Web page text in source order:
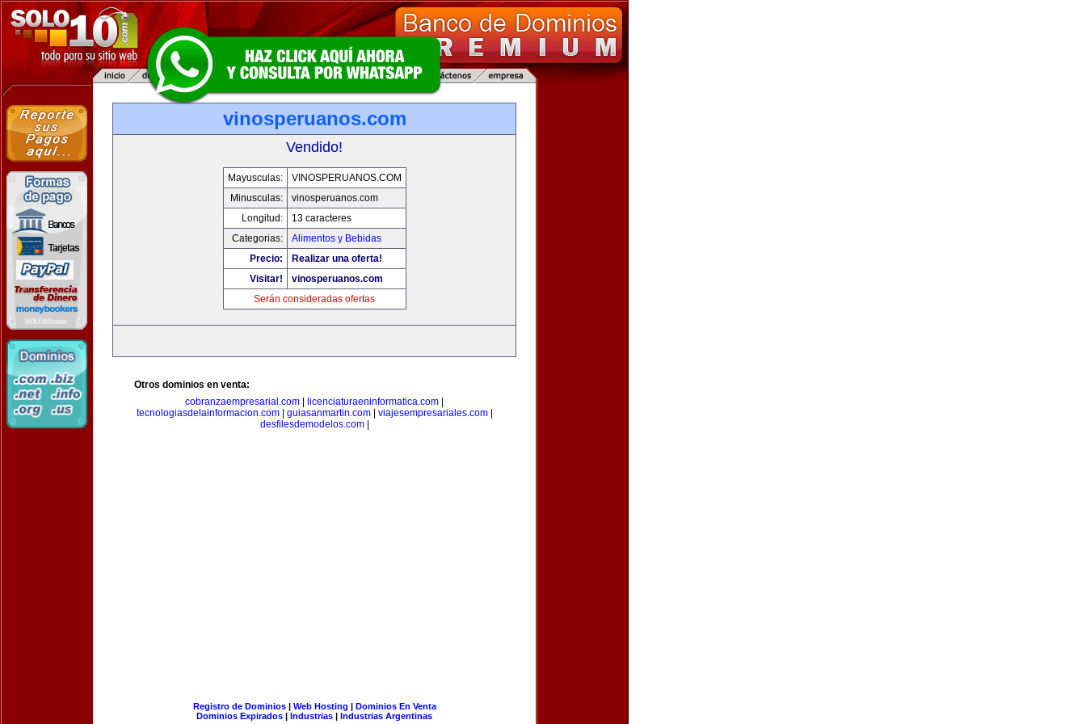
vinosperuanos.com
Vendido!
Mayusculas:
VINOSPERUANOS.COM
Minusculas:
vinosperuanos.com
Longitud:
13 caracteres
Categorias:
Alimentos y Bebidas
Precio:
Realizar una oferta!
Visitar!
vinosperuanos.com
Serán consideradas ofertas
Otros dominios en venta:
cobranzaempresarial.com
licenciaturaeninformatica.com
tecnologiasdelainformacion.com| guiasanmartin.com| viajesempresariales.com|
desfilesdemodelos.com|
Registro de Dominios| Web Hosting | Dominios En Venta
Dominios Expirados | Industrias | Industrias Argentinas